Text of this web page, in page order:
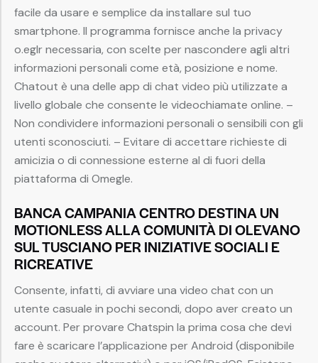
facile da usare e semplice da installare sul tuo
smartphone. Il programma fornisce anche la privacy
o.eglr necessaria, con scelte per nascondere agli altri
informazioni personali come età, posizione e nome.
Chatout è una delle app di chat video più utilizzate a
livello globale che consente le videochiamate online. –
Non condividere informazioni personali o sensibili con gli
utenti sconosciuti. – Evitare di accettare richieste di
amicizia o di connessione esterne al di fuori della
piattaforma di Omegle.
BANCA CAMPANIA CENTRO DESTINA UN
MOTIONLESS ALLA COMUNITÀ DI OLEVANO
SUL TUSCIANO PER INIZIATIVE SOCIALI E
RICREATIVE
Consente, infatti, di avviare una video chat con un
utente casuale in pochi secondi, dopo aver creato un
account. Per provare Chatspin la prima cosa che devi
fare è scaricare l’applicazione per Android (disponibile